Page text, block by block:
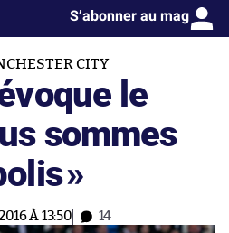
S’abonner au mag
CITY
le
sommes
»
À 13:50 14